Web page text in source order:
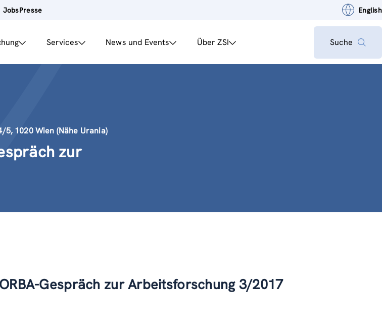
JobsPresse English
Services News und Events Über ZSI Suche
5, 1020 Wien (Nähe Urania)
zur
Gespräch zur Arbeitsforschung 3/2017